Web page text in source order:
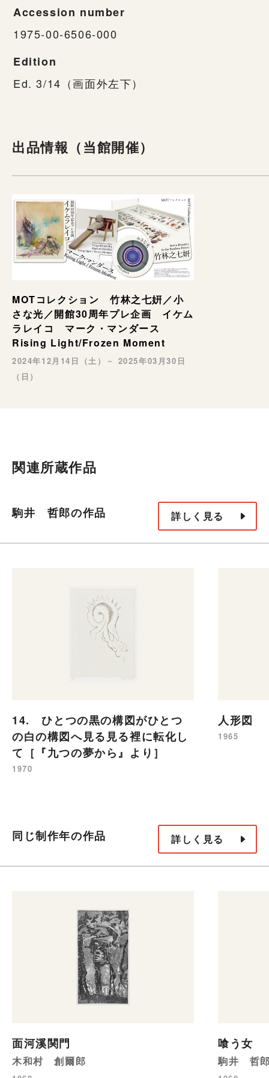
Accession number
1975-00-6506-000
Edition
Ed. 3/14（画面外左下）
出品情報（当館開催）
MOTコレクション 竹林之七姸／小
さな光／開館30周年プレ企画 イケム
ラレイコ マーク・マンダース
Rising Light/Frozen Moment
2024年12月14日（土）－ 2025年03月30日
（日）
関連所蔵作品
駒井 哲郎の作品 詳しく見る
14. ひとつの黒の構図がひとつ
の白の構図へ見る見る裡に転化し
て［『九つの夢から』より］
1970
人形図
1965
同じ制作年の作品 詳しく見る
面河溪関門
木和村 創爾郎
喰う女
駒井 哲